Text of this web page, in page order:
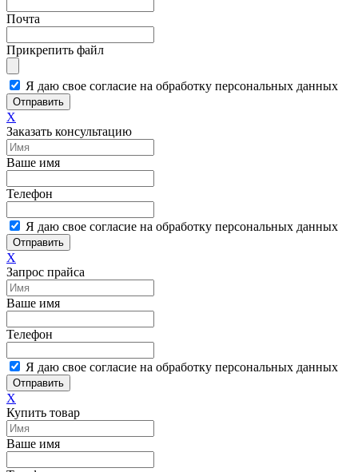
Почта
Прикрепить файл
Я даю свое согласие на обработку персональных данных
Отправить
X
Заказать консультацию
Ваше имя
Телефон
Я даю свое согласие на обработку персональных данных
Отправить
X
Запрос прайса
Ваше имя
Телефон
Я даю свое согласие на обработку персональных данных
Отправить
X
Купить товар
Ваше имя